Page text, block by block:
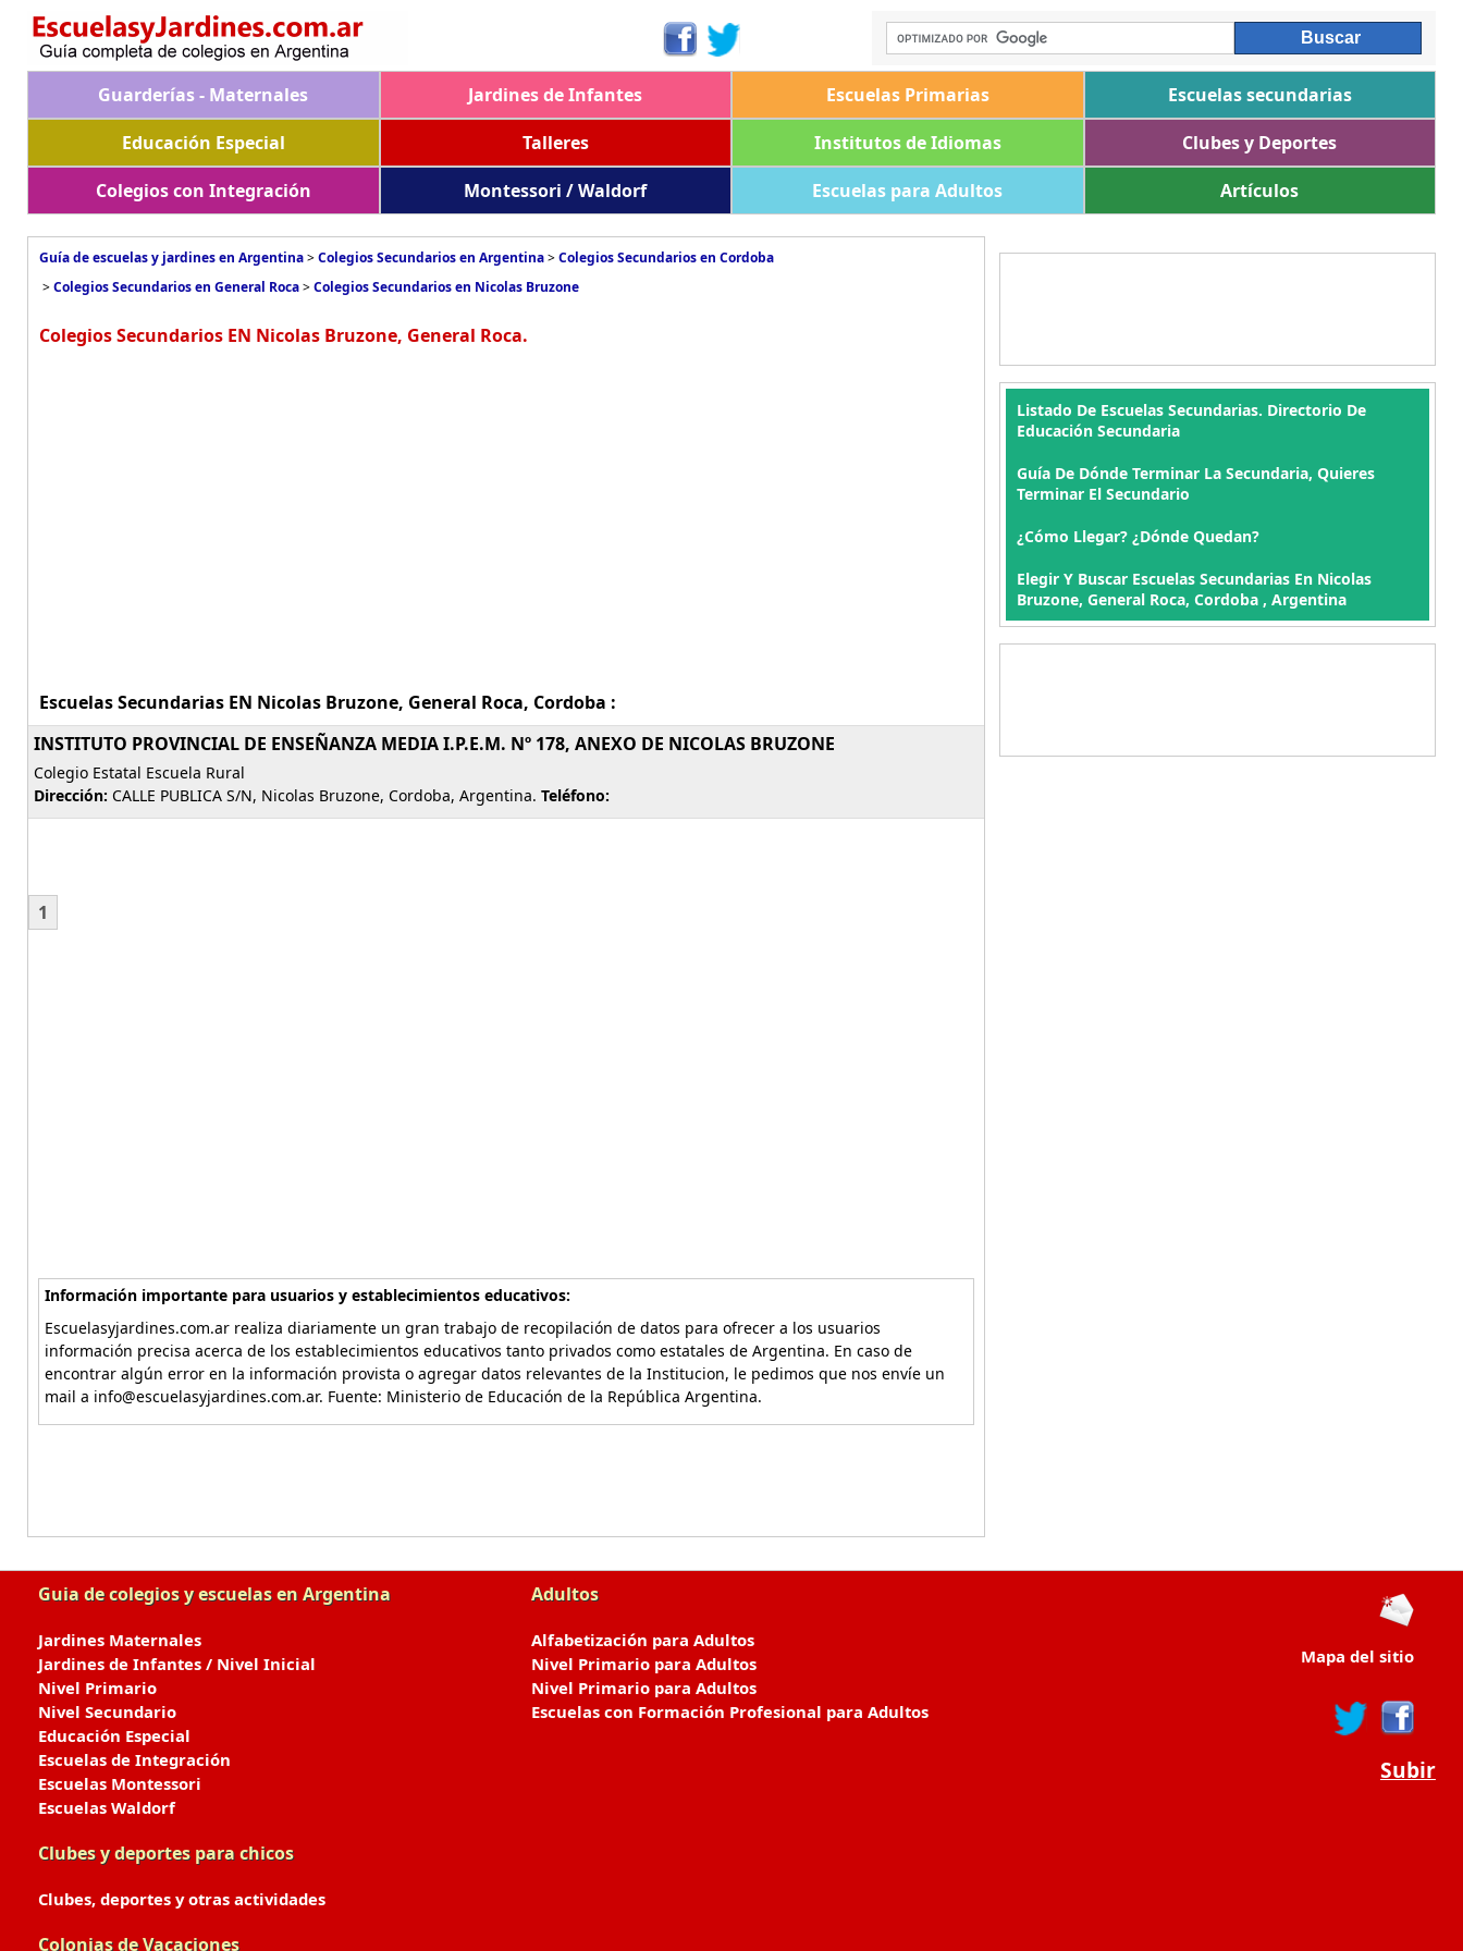
Guarderías - Maternales Jardines de Infantes Escuelas Primarias
Escuelas secundarias
Educación Especial
Talleres Institutos de Idiomas
Clubes y Deportes
Colegios con Integración
Montessori / Waldorf Escuelas para Adultos Artículos
Guía de escuelas y jardines en Argentina>Colegios Secundarios en Argentina>Colegios Secundarios en Cordoba
>Colegios Secundarios en General Roca>Colegios Secundarios en Nicolas Bruzone
Colegios Secundarios EN Nicolas Bruzone, General Roca.
Escuelas Secundarias EN Nicolas Bruzone, General Roca, Cordoba :
INSTITUTO PROVINCIAL DE ENSEÑANZA MEDIA I.P.E.M. Nº 178, ANEXO DE NICOLAS BRUZONE
Colegio Estatal Escuela Rural
Dirección: CALLE PUBLICA S/N, Nicolas Bruzone, Cordoba, Argentina. Teléfono:
1
Información importante para usuarios y establecimientos educativos:
Escuelasyjardines.com.ar realiza diariamente un gran trabajo de recopilación de datos para ofrecer a los usuarios
información precisa acerca de los establecimientos educativos tanto privados como estatales de Argentina. En caso de
encontrar algún error en la información provista o agregar datos relevantes de la Institucion, le pedimos que nos envíe un
mail a info@escuelasyjardines.com.ar. Fuente: Ministerio de Educación de la República Argentina.
Listado De Escuelas Secundarias. Directorio De
Educación Secundaria
Guía De Dónde Terminar La Secundaria, Quieres
Terminar El Secundario
¿Cómo Llegar? ¿Dónde Quedan?
Elegir Y Buscar Escuelas Secundarias En Nicolas
Bruzone, General Roca, Cordoba , Argentina
Guia de colegios y escuelas en Argentina
Jardines Maternales
Jardines de Infantes / Nivel Inicial
Nivel Primario
Nivel Secundario
Educación Especial
Escuelas de Integración
Escuelas Montessori
Escuelas Waldorf
Clubes y deportes para chicos
Clubes, deportes y otras actividades
Colonias de Vacaciones
Adultos
Alfabetización para Adultos
Nivel Primario para Adultos
Nivel Primario para Adultos
Escuelas con Formación Profesional para Adultos
Mapa del sitio
Subir